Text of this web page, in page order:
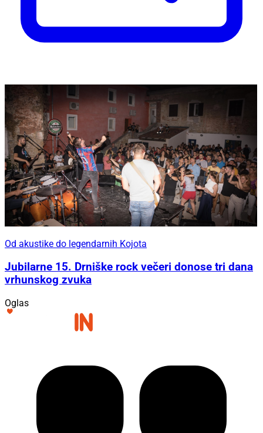
Od akustike do legendarnih Kojota
Jubilarne 15. Drniške rock večeri donose tri dana
vrhunskog zvuka
Oglas